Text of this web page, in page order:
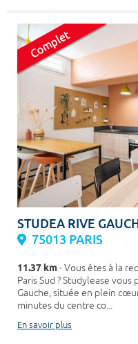
STUDEA RIVE
75013 PARIS
11.37 km- Vous êtes à la
Paris Sud ? Studylease
Gauche, située en plein
minutes du centre co...
En savoir plus